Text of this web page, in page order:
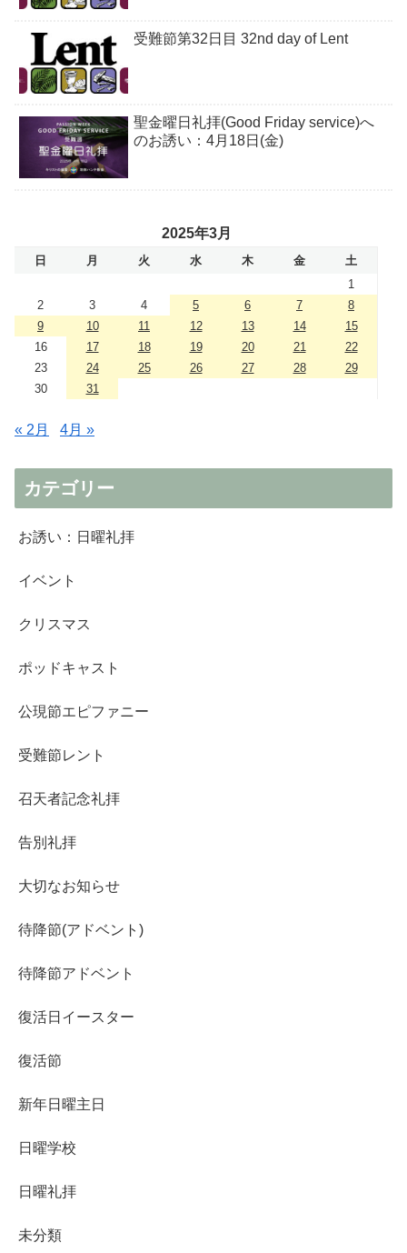
受難節第32日目 32nd day of Lent
聖金曜日礼拝(Good Friday service)へ
のお誘い：4月18日(金)
2025年3月
日 月 火 水 木 金
土
1
2
3 4 5 6 7
8
9
10 11 12 13 14
15
16
17 18 19 20 21
22
23
24 25 26 27 28
29
30
31
« 2月 4月 »
カテゴリー
お誘い：日曜礼拝
イベント
クリスマス
ポッドキャスト
公現節エピファニー
受難節レント
召天者記念礼拝
告別礼拝
大切なお知らせ
待降節(アドベント)
待降節アドベント
復活日イースター
復活節
新年日曜主日
日曜学校
日曜礼拝
未分類